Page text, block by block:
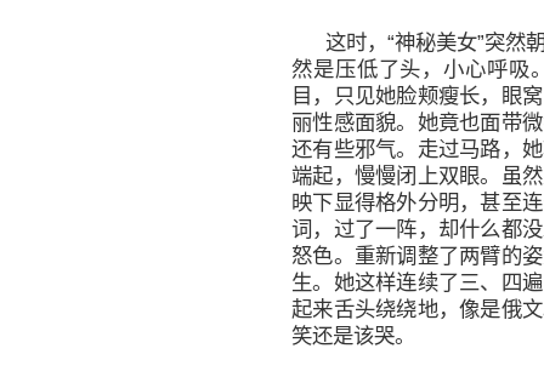
这时，“神秘美女”突然
然是压低了头，小心呼吸
目，只见她脸颊瘦长，眼
丽性感面貌。她竟也面带
还有些邪气。走过马路，
端起，慢慢闭上双眼。虽
映下显得格外分明，甚至
词，过了一阵，却什么都
怒色。重新调整了两臂的
生。她这样连续了三、四
起来舌头绕绕地，像是俄
笑还是该哭。